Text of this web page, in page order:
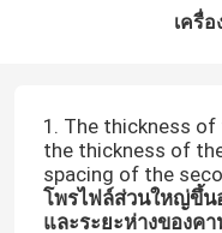
เครื่
1. The thickness
the thickness of
spacing of the
โพรไฟล์ส่วนใหญ่ขึ้
และระยะห่างของคา